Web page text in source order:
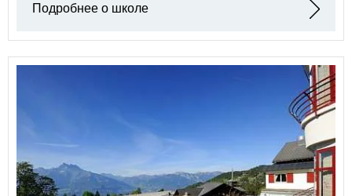
Подробнее о школе